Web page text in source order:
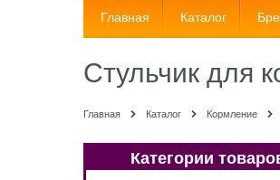
Главная Каталог
Стульчик для
Главная Каталог Кормление
Категории